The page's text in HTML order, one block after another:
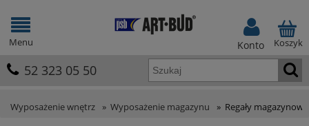
Koszyk
Konto
52 323 05 50
Menu
Wyposażenie wnętrz » Wyposażenie magazynu » Regały magazynowe